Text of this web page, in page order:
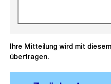
Ihre Mitteilung wird mit
übertragen.